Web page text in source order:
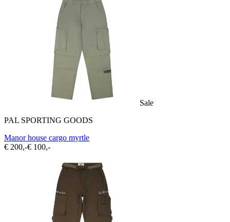
Sale
PAL SPORTING GOODS
Manor house cargo myrtle
€ 200,-€ 100,-